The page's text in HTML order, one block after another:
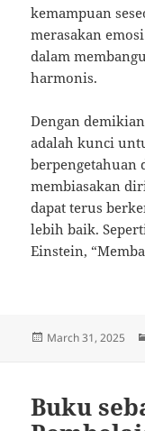
kemampuan
merasakan
dalam
harmonis.
Dengan
adalah kunci
berpengetahuan
membiasakan
dapat terus
lebih baik.
Einstein,
Posted
March 31, 2025
Buku